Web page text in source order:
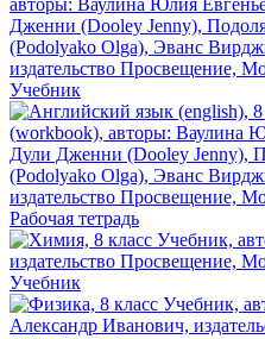
Учебник
Рабочая тетрадь
Учебник